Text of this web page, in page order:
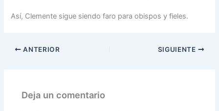
Así, Clemente sigue siendo faro para obispos y fieles.
ANTERIOR SIGUIENTE
Deja un comentario